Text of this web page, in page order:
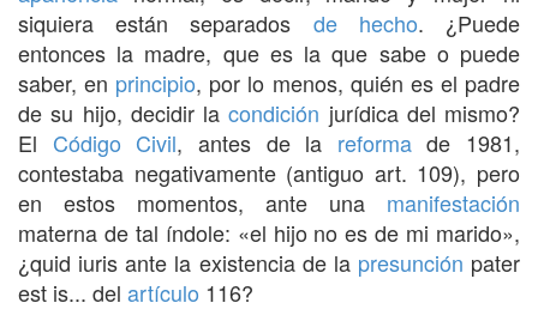
siquiera están separados de hecho. ¿Puede
entonces la madre, que es la que sabe o puede
saber, en principio, por lo menos, quién es el padre
de su hijo, decidir lacondición jurídica del mismo?
El Código Civil, antes de la reformade 1981,
contestaba negativamente (antiguo art. 109), pero
en estos momentos, ante una manifestación
materna de tal índole: «el hijo no es de mi marido»,
¿quid iuris ante la existencia de la presunción pater
est is... del artículo 116?